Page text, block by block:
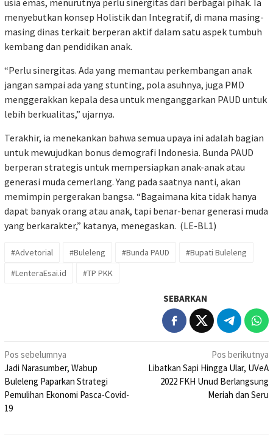
usia emas, menurutnya perlu sinergitas dari berbagai pihak. Ia
menyebutkan konsep Holistik dan Integratif, di mana masing-
masing dinas terkait berperan aktif dalam satu aspek tumbuh
kembang dan pendidikan anak.
“Perlu sinergitas. Ada yang memantau perkembangan anak
jangan sampai ada yang stunting, pola asuhnya, juga PMD
menggerakkan kepala desa untuk menganggarkan PAUD untuk
lebih berkualitas,” ujarnya.
Terakhir, ia menekankan bahwa semua upaya ini adalah bagian
untuk mewujudkan bonus demografi Indonesia. Bunda PAUD
berperan strategis untuk mempersiapkan anak-anak atau
generasi muda cemerlang. Yang pada saatnya nanti, akan
memimpin pergerakan bangsa. “Bagaimana kita tidak hanya
dapat banyak orang atau anak, tapi benar-benar generasi muda
yang berkarakter,” katanya, menegaskan. (LE-BL1)
#Advetorial #Buleleng #Bunda PAUD
#Bupati Buleleng
#LenteraEsai.id
#TP PKK
SEBARKAN
Navigasi
pos
Pos sebelumnya
Jadi Narasumber, Wabup
Buleleng Paparkan Strategi
Pemulihan Ekonomi Pasca-Covid-
19
Pos berikutnya
Libatkan Sapi Hingga Ular, UVeA
2022 FKH Unud Berlangsung
Meriah dan Seru